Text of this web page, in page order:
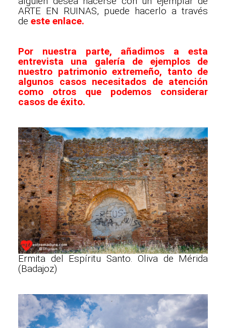
ARTE EN RUINAS, puede hacerlo a través
de este enlace.
Por nuestra parte, añadimos a esta
entrevista una galería de ejemplos de
nuestro patrimonio extremeño, tanto de
algunos casos necesitados de atención
como otros que podemos considerar
casos de éxito.
Ermita del Espíritu Santo. Oliva de Mérida
(Badajoz)